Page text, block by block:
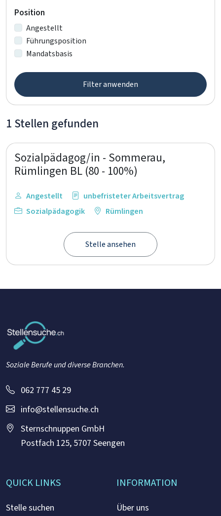
Position
Angestellt
Führungsposition
Mandatsbasis
Filter anwenden
1 Stellen gefunden
Sozialpädagog/in - Sommerau,
Rümlingen BL (80 - 100%)
Angestellt
unbefristeter Arbeitsvertrag
Sozialpädagogik
Rümlingen
Stelle ansehen
Soziale Berufe und diverse Branchen.
062 777 45 29
info@stellensuche.ch
Sternschnuppen GmbH
Postfach 125, 5707 Seengen
QUICK LINKS
Stelle suchen
INFORMATION
Über uns